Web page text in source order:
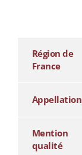
Région de
France
Appellation
Mention
qualité